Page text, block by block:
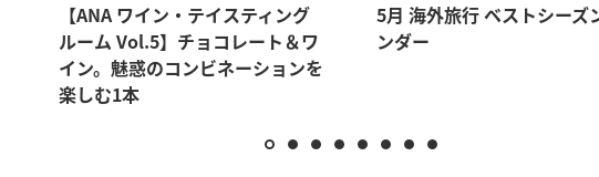
【ANA ワイン・テイスティング
ルーム Vol.5】チョコレート＆ワ
イン。魅惑のコンビネーションを
楽しむ1本
5月 海外旅行 ベストシーズ
ンダー